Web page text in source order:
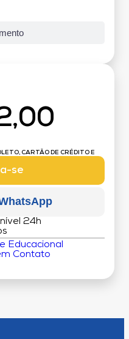
CARTÃO DE CRÉDITO E
se
24h
Educacional
Contato